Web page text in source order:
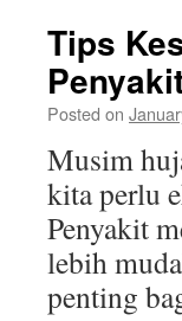
Tips
Posted on
Musim
kita perlu
Penyakit
lebih
penting